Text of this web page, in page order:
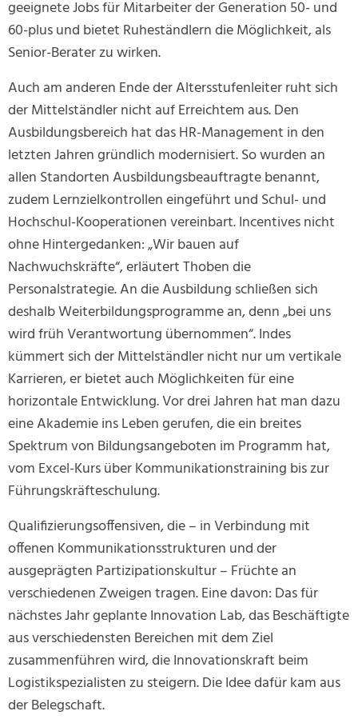
geeignete Jobs für Mitarbeiter der Generation 50- und
60-plus und bietet Ruheständlern die Möglichkeit, als
Senior-Berater zu wirken.
Auch am anderen Ende der Altersstufenleiter ruht sich
der Mittelständler nicht auf Erreichtem aus. Den
Ausbildungsbereich hat das HR-Management in den
letzten Jahren gründlich modernisiert. So wurden an
allen Standorten Ausbildungsbeauftragte benannt,
zudem Lernzielkontrollen eingeführt und Schul- und
Hochschul-Kooperationen vereinbart. Incentives nicht
ohne Hintergedanken: „Wir bauen auf
Nachwuchskräfte“, erläutert Thoben die
Personalstrategie. An die Ausbildung schließen sich
deshalb Weiterbildungsprogramme an, denn „bei uns
wird früh Verantwortung übernommen“. Indes
kümmert sich der Mittelständler nicht nur um vertikale
Karrieren, er bietet auch Möglichkeiten für eine
horizontale Entwicklung. Vor drei Jahren hat man dazu
eine Akademie ins Leben gerufen, die ein breites
Spektrum von Bildungsangeboten im Programm hat,
vom Excel-Kurs über Kommunikationstraining bis zur
Führungskräfteschulung.
Qualifizierungsoffensiven, die – in Verbindung mit
offenen Kommunikationsstrukturen und der
ausgeprägten Partizipationskultur – Früchte an
verschiedenen Zweigen tragen. Eine davon: Das für
nächstes Jahr geplante Innovation Lab, das Beschäftigte
aus verschiedensten Bereichen mit dem Ziel
zusammenführen wird, die Innovationskraft beim
Logistikspezialisten zu steigern. Die Idee dafür kam aus
der Belegschaft.